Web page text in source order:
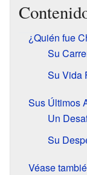
¿Quién fue
Su
Su Vida
Sus Últimos
Un
Su
Véase